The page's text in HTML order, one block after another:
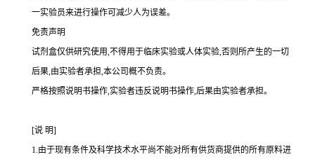
一实验员来进行操作可减少人为误差。
免责声明
试剂盒仅供研究使用,不得用于临床实验或人体实验,否则所产生的一切
后果,由实验者承担,本公司概不负责。
严格按照说明书操作,实验者违反说明书操作,后果由实验者承担。
[说 明]
1.由于现有条件及科学技术水平尚不能对所有供货商提供的所有原料进